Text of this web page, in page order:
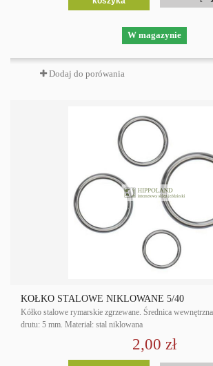
W magazynie
Dodaj do porówania
KÓŁKO STALOWE NIKLOWANE 5/40
Kółko stalowe rymarskie zgrzewane. Średnica
drutu: 5 mm. Materiał: stal niklowana
2,00 zł